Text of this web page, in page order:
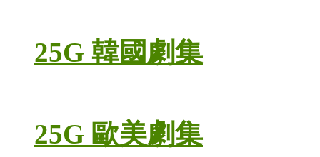
25G 韓國劇集
25G 歐美劇集